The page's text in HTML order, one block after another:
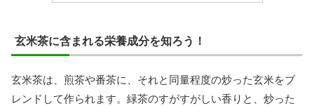
玄米茶に含まれる栄養成分を知ろう！
玄米茶は、煎茶や番茶に、それと同量程度の炒った玄米をブ
レンドして作られます。緑茶のすがすがしい香りと、炒った